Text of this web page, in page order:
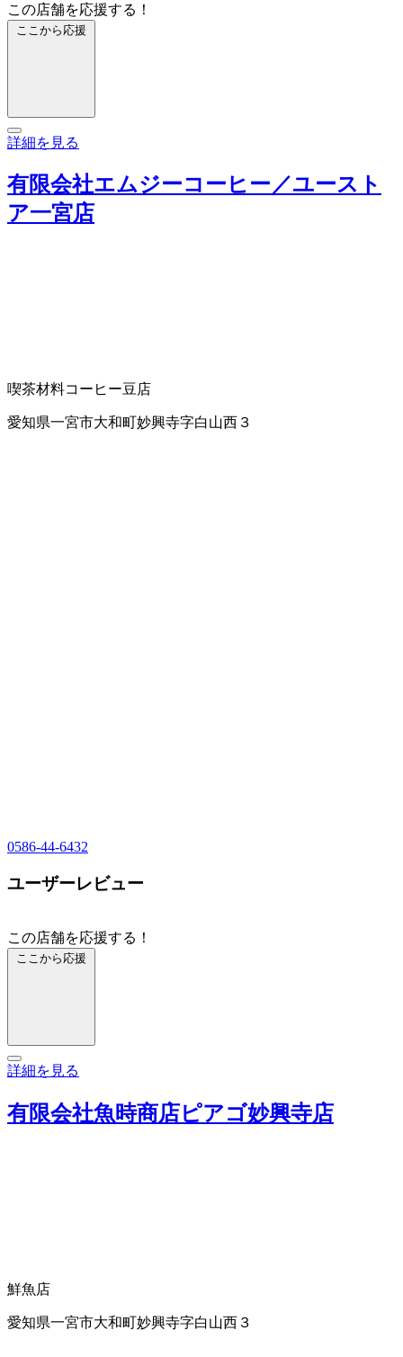
この店舗を応援する！
ここから応援
詳細を見る
有限会社エムジーコーヒー／ユースト
ア一宮店
喫茶材料コーヒー豆店
愛知県一宮市大和町妙興寺字白山西３
0586-44-6432
ユーザーレビュー
この店舗を応援する！
ここから応援
詳細を見る
有限会社魚時商店ピアゴ妙興寺店
鮮魚店
愛知県一宮市大和町妙興寺字白山西３